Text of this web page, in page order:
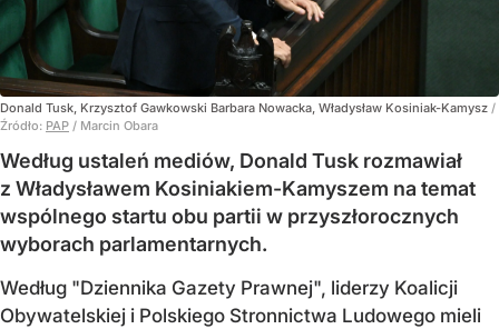
Donald Tusk, Krzysztof Gawkowski Barbara Nowacka, Władysław Kosiniak-Kamysz /
Źródło: PAP / Marcin Obara
Według ustaleń mediów, Donald Tusk rozmawiał
z Władysławem Kosiniakiem-Kamyszem na temat
wspólnego startu obu partii w przyszłorocznych
wyborach parlamentarnych.
Według "Dziennika Gazety Prawnej", liderzy Koalicji
Obywatelskiej i Polskiego Stronnictwa Ludowego mieli